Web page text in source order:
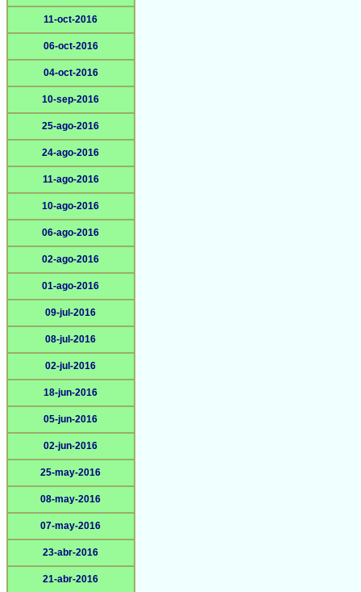
11-oct-2016
06-oct-2016
04-oct-2016
10-sep-2016
25-ago-2016
24-ago-2016
11-ago-2016
10-ago-2016
06-ago-2016
02-ago-2016
01-ago-2016
09-jul-2016
08-jul-2016
02-jul-2016
18-jun-2016
05-jun-2016
02-jun-2016
25-may-2016
08-may-2016
07-may-2016
23-abr-2016
21-abr-2016